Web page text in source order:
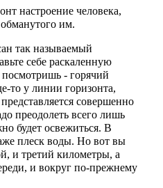
настроение человека,
им.
так называемый
себе раскаленную
- горячий
то у линии горизонта,
совершенно
преодолеть всего лишь
будет освежиться. В
плеск воды. Но вот вы
и третий километры, а
и вокруг по-прежнему